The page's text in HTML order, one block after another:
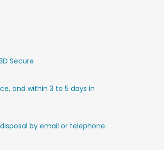
Secure
and within 3 to 5 days in
by email or telephone.